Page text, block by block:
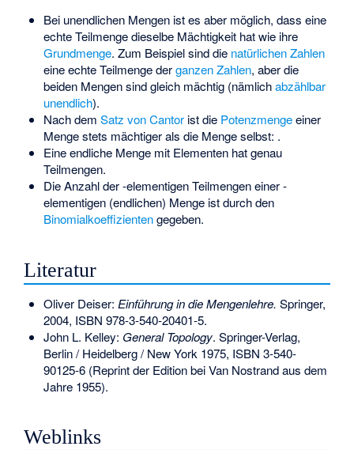
Bei unendlichen Mengen ist es aber möglich, dass eine
echte Teilmenge dieselbe Mächtigkeit hat wie ihre
Grundmenge. Zum Beispiel sind die natürlichen Zahlen
eine echte Teilmenge derganzen Zahlen, aber die
beiden Mengen sind gleich mächtig (nämlichabzählbar
unendlich).
Nach dem Satz von Cantorist die Potenzmengeeiner
Mengestets mächtiger als die Mengeselbst: .
Eine endliche Menge mit Elementen hat genau
Teilmengen.
Die Anzahl der-elementigen Teilmengen einer-
elementigen (endlichen) Menge ist durch den
Binomialkoeffizienten gegeben.
Literatur
Oliver Deiser: Einführung in die Mengenlehre. Springer,
2004, ISBN 978-3-540-20401-5.
John L. Kelley: General Topology. Springer-Verlag,
Berlin / Heidelberg / New York 1975, ISBN 3-540-
90125-6(Reprint der Edition bei Van Nostrand aus dem
Jahre 1955).
Weblinks